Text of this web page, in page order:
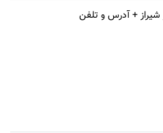
+ آدرس و تلفن